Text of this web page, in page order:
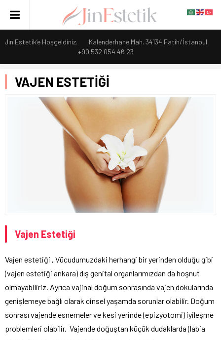
Jin Estetik’e Hoşgeldiniz.
Kalenderhane Mah. 34134 Fatih/İstanbul
+90 532 054 46 23
VAJEN ESTETİĞİ
Vajen Estetiği
Vajen estetiği , Vücudumuzdaki herhangi bir yerinden olduğu gibi
(vajen estetiği ankara) dış genital organlarımızdan da hoşnut
olmayabiliriz. Ayrıca vajinal doğum sonrasında vajen dokularında
genişlemeye bağlı olarak cinsel yaşamda sorunlar olabilir. Doğum
sonrası vajende esnemeler ve kesi yerinde (epizyotomi) iyileşme
problemleri olabilir. Vajende doğuştan küçük dudaklarda (labia